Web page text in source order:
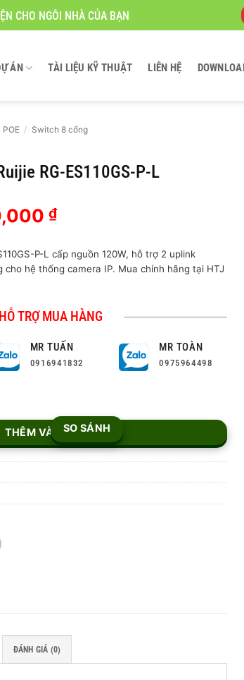
CHO NGÔI NHÀ CỦA BẠN
ÁN TÀI LIỆU KỸ THUẬT LIÊN HỆ
/ Switch 8 cổng
RG-ES110GS-P-L
₫.
₫Giá
là:
2,550,000 ₫.
P-L cấp nguồn 120W, hỗ trợ 2 uplink
cho hệ thống camera IP. Mua chính hãng tại HTJ
HỖ TRỢ MUA HÀNG
MR TUẤN
0916941832
MR TOÀN
0975964498
P-L số lượng
THÊM VÀO GIỎSO SÁNH
ĐÁNH GIÁ (0)